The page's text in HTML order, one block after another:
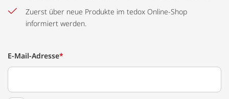
Zuerst über neue Produkte im tedox Online-Shop
informiert werden.
E-Mail-Adresse*